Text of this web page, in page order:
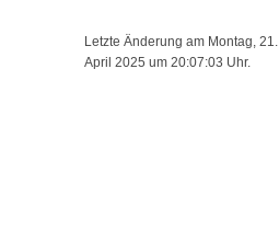
Letzte Änderung am Montag, 21.
April 2025 um 20:07:03 Uhr.